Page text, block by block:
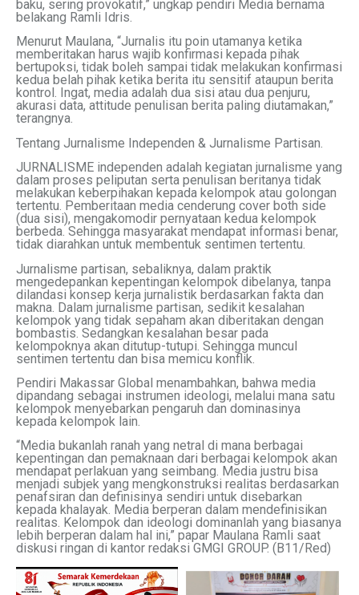
baku, sering provokatif,” ungkap pendiri Media bernama
belakang Ramli Idris.
Menurut Maulana, “Jurnalis itu poin utamanya ketika
memberitakan harus wajib konfirmasi kepada pihak
bertupoksi, tidak boleh sampai tidak melakukan konfirmasi
kedua belah pihak ketika berita itu sensitif ataupun berita
kontrol. Ingat, media adalah dua sisi atau dua penjuru,
akurasi data, attitude penulisan berita paling diutamakan,”
terangnya.
Tentang Jurnalisme Independen & Jurnalisme Partisan.
JURNALISME independen adalah kegiatan jurnalisme yang
dalam proses peliputan serta penulisan beritanya tidak
melakukan keberpihakan kepada kelompok atau golongan
tertentu. Pemberitaan media cenderung cover both side
(dua sisi), mengakomodir pernyataan kedua kelompok
berbeda. Sehingga masyarakat mendapat informasi benar,
tidak diarahkan untuk membentuk sentimen tertentu.
Jurnalisme partisan, sebaliknya, dalam praktik
mengedepankan kepentingan kelompok dibelanya, tanpa
dilandasi konsep kerja jurnalistik berdasarkan fakta dan
makna. Dalam jurnalisme partisan, sedikit kesalahan
kelompok yang tidak sepaham akan diberitakan dengan
bombastis. Sedangkan kesalahan besar pada
kelompoknya akan ditutup-tutupi. Sehingga muncul
sentimen tertentu dan bisa memicu konflik.
Pendiri Makassar Global menambahkan, bahwa media
dipandang sebagai instrumen ideologi, melalui mana satu
kelompok menyebarkan pengaruh dan dominasinya
kepada kelompok lain.
“Media bukanlah ranah yang netral di mana berbagai
kepentingan dan pemaknaan dari berbagai kelompok akan
mendapat perlakuan yang seimbang. Media justru bisa
menjadi subjek yang mengkonstruksi realitas berdasarkan
penafsiran dan definisinya sendiri untuk disebarkan
kepada khalayak. Media berperan dalam mendefinisikan
realitas. Kelompok dan ideologi dominanlah yang biasanya
lebih berperan dalam hal ini,” papar Maulana Ramli saat
diskusi ringan di kantor redaksi GMGI GROUP. (B11/Red)